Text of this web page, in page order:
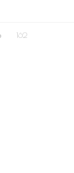
162